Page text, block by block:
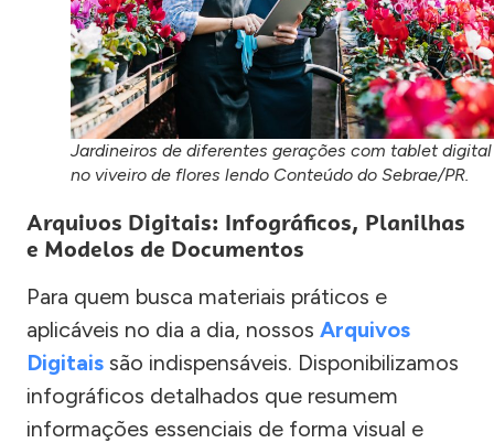
Jardineiros de diferentes gerações com tablet digital
no viveiro de flores lendo Conteúdo do Sebrae/PR.
Arquivos Digitais: Infográficos, Planilhas
e Modelos de Documentos
Para quem busca materiais práticos e
aplicáveis no dia a dia, nossos Arquivos
Digitais são indispensáveis. Disponibilizamos
infográficos detalhados que resumem
informações essenciais de forma visual e